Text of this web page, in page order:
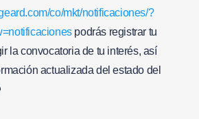
co/mkt/notificaciones/?
podrás registrar tu
la convocatoria de tu interés, así
actualizada del estado del